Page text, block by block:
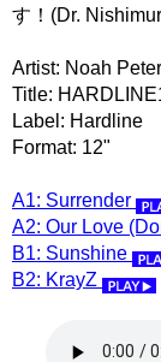
す！(Dr.
Artist: Noah
Title:
Label: Hardline
Format: 12"
A1: Surrender
A2: Our Love
B1: Sunshine
B2: KrayZ